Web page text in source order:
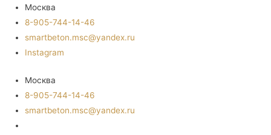
Москва
8-905-744-14-46
smartbeton.msc@yandex.ru
Instagram
Москва
8-905-744-14-46
smartbeton.msc@yandex.ru